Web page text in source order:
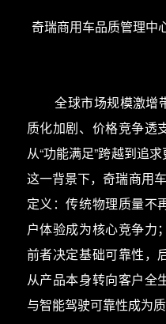
奇瑞商用车品质管理中
全球市场规模激增
质化加剧、价格竞争透
从“功能满足”跨越到追
这一背景下，奇瑞商用
定义：传统物理质量不
户体验成为核心竞争力
前者决定基础可靠性，
从产品本身转向客户全
与智能驾驶可靠性成为